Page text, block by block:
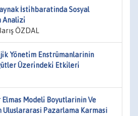
İsti̇hbaratinda Sosyal
Anali̇zi̇
ÖZDAL
Yöneti̇m Enstrümanlarinin
Üzeri̇ndeki̇ Etki̇leri̇
Elmas Modeli̇ Boyutlarinin Ve
Uluslararasi Pazarlama Karmasi